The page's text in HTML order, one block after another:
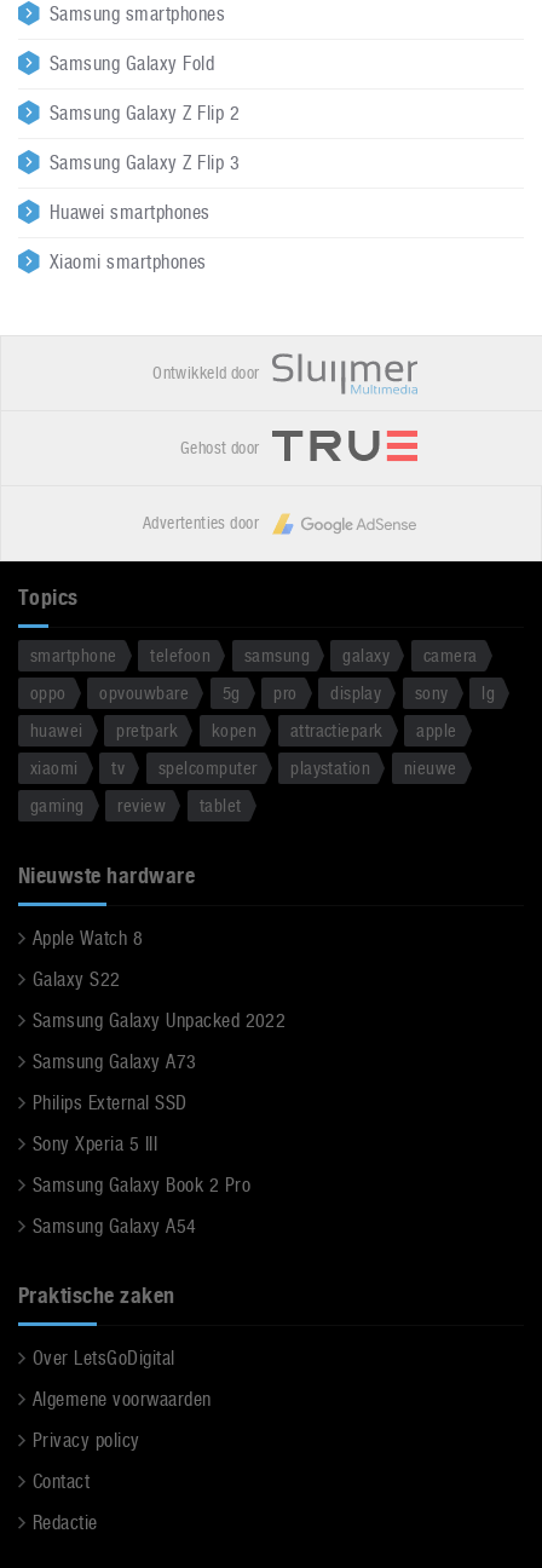
Samsung smartphones
Samsung Galaxy Fold
Samsung Galaxy Z Flip 2
Samsung Galaxy Z Flip 3
Huawei smartphones
Xiaomi smartphones
Ontwikkeld door
Gehost door
Advertenties door
Topics
smartphone telefoon samsung galaxy
camera
oppo
opvouwbare 5g pro display sony
lg
huawei
pretpark kopen attractiepark
apple
xiaomi
tv spelcomputer playstation
nieuwe
gaming
review tablet
Nieuwste hardware
Apple Watch 8
Galaxy S22
Samsung Galaxy Unpacked 2022
Samsung Galaxy A73
Philips External SSD
Sony Xperia 5 III
Samsung Galaxy Book 2 Pro
Samsung Galaxy A54
Praktische zaken
Over LetsGoDigital
Algemene voorwaarden
Privacy policy
Contact
Redactie